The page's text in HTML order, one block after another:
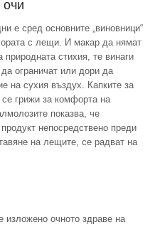
очи
е сред основните „виновници“
с лещи. И макар да нямат
природната стихия, те винаги
ограничат или дори да
на сухия въздух. Капките за
се грижи за комфорта на
показва, че
непосредствено преди
на лещите, се радват на
изложено очното здраве на